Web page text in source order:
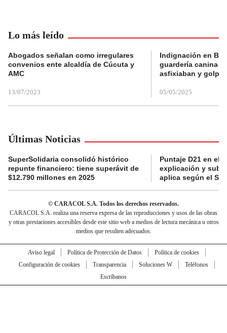
Lo más leído
Abogados señalan como irregulares
convenios ente alcaldía de Cúcuta y
AMC
13/07/2023
Indignación en
guardería canina
asfixiaban y
05/05/2025
Últimas Noticias
SuperSolidaria consolidó histórico
repunte financiero: tiene superávit de
$12.790 millones en 2025
Puntaje D21 en el
explicación y
aplica según el
© CARACOL S.A. Todos los derechos reservados.
CARACOL S.A. realiza una reserva expresa de las reproducciones y usos de las obras
y otras prestaciones accesibles desde este sitio web a medios de lectura mecánica u otros
medios que resulten adecuados.
Aviso legal Política de Protección de Datos
Política de cookies
Configuración de cookies
Transparencia Soluciones W
Teléfonos
Escríbanos